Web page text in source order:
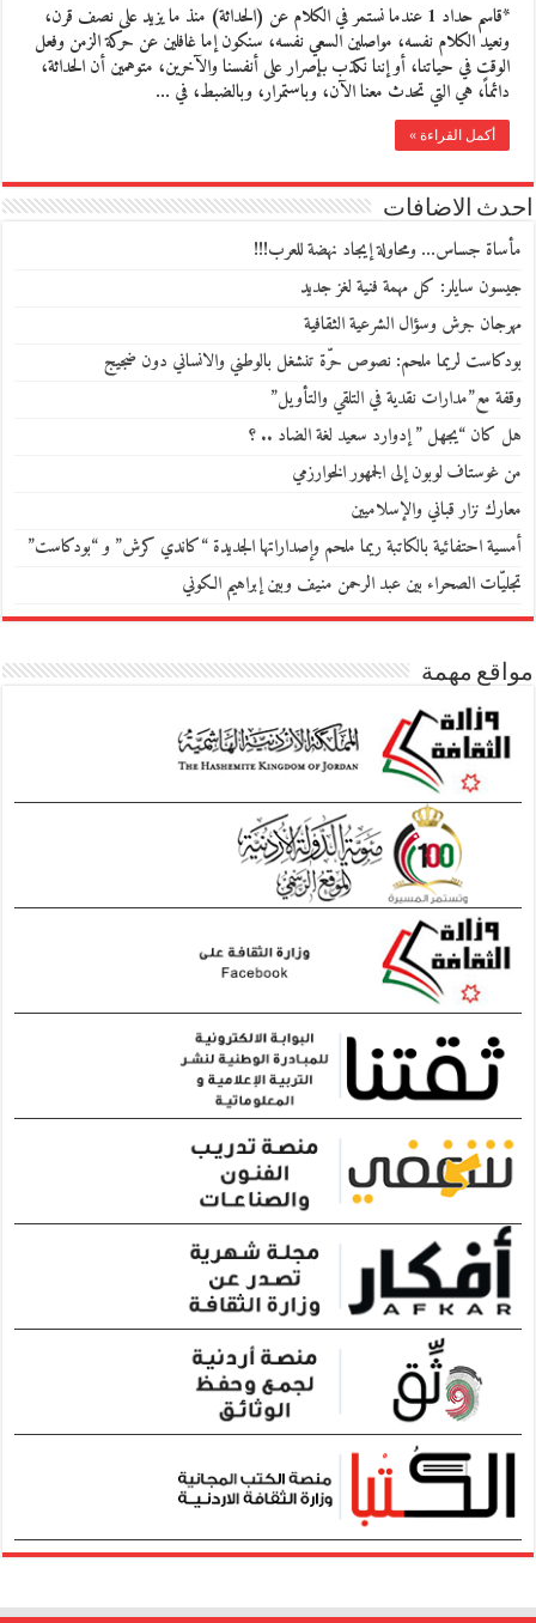
*قاسم حداد 1 عندما نستمر في الكلام عن (الحداثة) منذ ما يزيد على نصف قرن،
ونعيد الكلام نفسه، مواصلين السعي نفسه، سنكون إما غافلين عن حركة الزمن وفعل
الوقت في حياتنا، أو إننا نكذب بإصرار على أنفسنا والآخرين، متوهمين أن الحداثة،
دائماً، هي التي تحدث معنا الآن، وباستمرار، وبالضبط، في …
أكمل القراءة »
احدث الاضافات
مأساة جساس… ومحاولة إيجاد نهضة للعرب!!!
جيسون سايلر: كل مهمة فنية لغز جديد
مهرجان جرش وسؤال الشرعية الثقافية
بودكاست لريما ملحم: نصوص حرّة تنشغل بالوطني والانساني دون ضجيج
وقفة مع”مدارات نقدية في التلقي والتأويل”
هل كان “يجهل ” إدوارد سعيد لغة الضاد .. ؟
من غوستاف لوبون إلى الجمهور الخوارزمي
معارك نزار قباني والإسلاميين
أمسية احتفائية بالكاتبة ريما ملحم وإصداراتها الجديدة “كاندي كرش” و “بودكاست”
تجليّات الصحراء بين عبد الرحمن منيف وبين إبراهيم الكوني
مواقع مهمة